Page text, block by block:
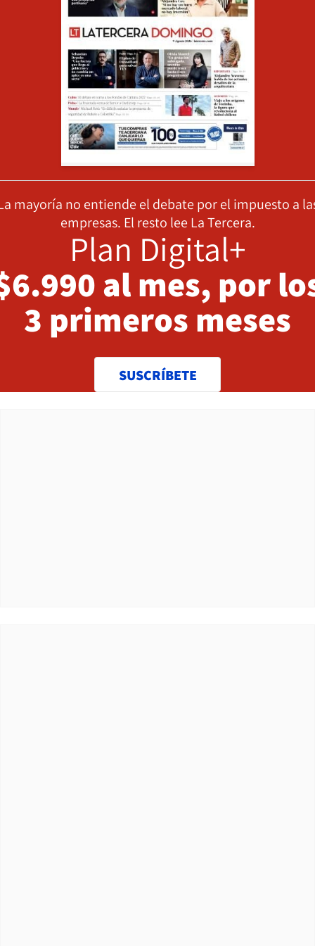
mayoría no entiende el debate por el impuesto a
empresas. El resto lee La Tercera.
Plan Digital+
al mes, por
3 primeros meses
SUSCRÍBETE